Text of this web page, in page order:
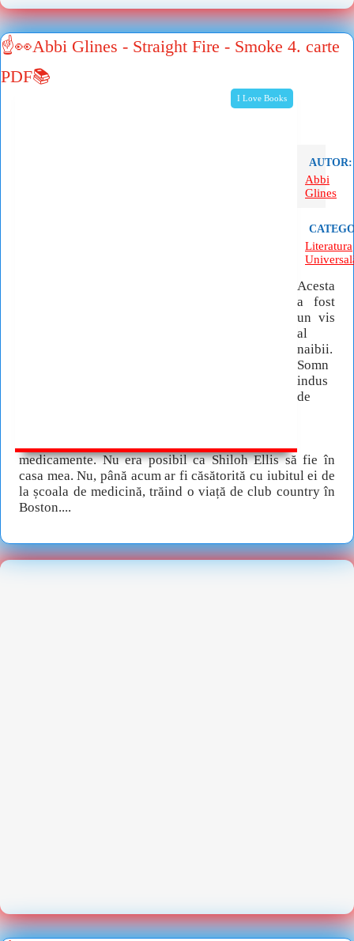
I Love Books
☝👀Abbi Glines - Straight Fire - Smoke 4. carte
PDF📚
AUTOR:
Abbi
Glines
Literatura
Acesta
a fost
un vis
al
naibii.
Somn
indus
de
medicamente. Nu era posibil ca Shiloh Ellis să fie în
casa mea. Nu, până acum ar fi căsătorită cu iubitul ei de
la școala de medicină, trăind o viață de club country în
Boston....